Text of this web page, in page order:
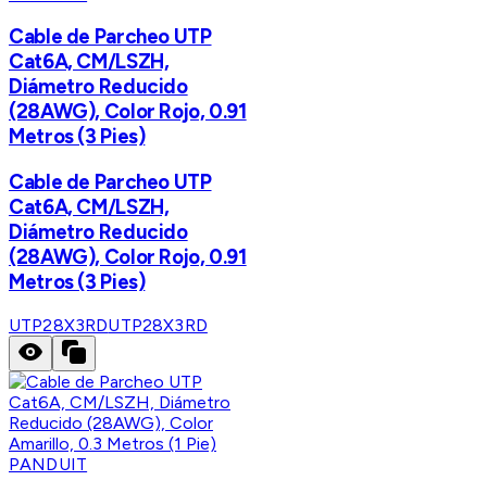
Cable de Parcheo UTP
Cat6A, CM/LSZH,
Diámetro Reducido
(28AWG), Color Rojo, 0.91
Metros (3 Pies)
Cable de Parcheo UTP
Cat6A, CM/LSZH,
Diámetro Reducido
(28AWG), Color Rojo, 0.91
Metros (3 Pies)
UTP28X3RDUTP28X3RD
PANDUIT